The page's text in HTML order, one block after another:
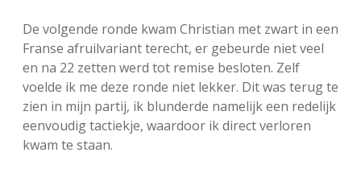
De volgende ronde kwam Christian met zwart in een
Franse afruilvariant terecht, er gebeurde niet veel
en na 22 zetten werd tot remise besloten. Zelf
voelde ik me deze ronde niet lekker. Dit was terug te
zien in mijn partij, ik blunderde namelijk een redelijk
eenvoudig tactiekje, waardoor ik direct verloren
kwam te staan.